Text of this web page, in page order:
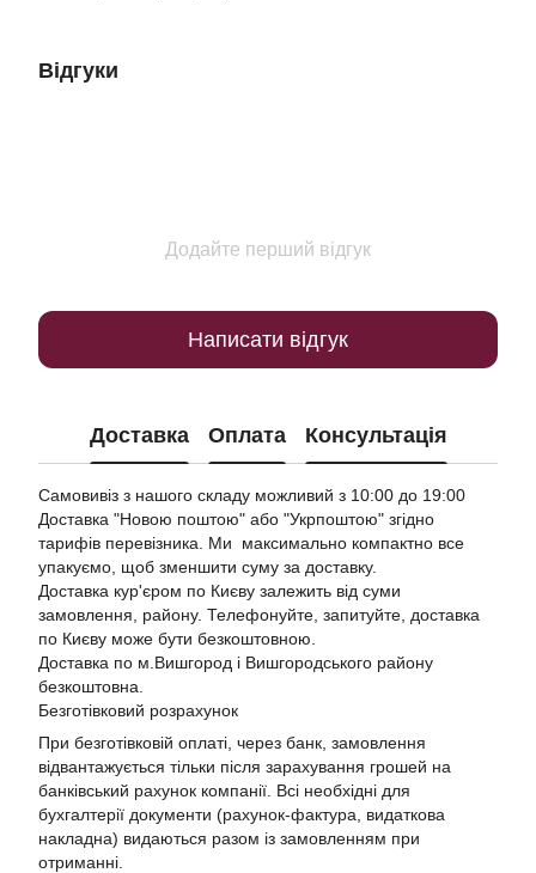
Відгуки
Додайте перший відгук
Написати відгук
Доставка Оплата Консультація
Самовивіз з нашого складу можливий з 10:00 до 19:00
Доставка "Новою поштою" або "Укрпоштою" згідно
тарифів перевізника. Ми максимально компактно все
упакуємо, щоб зменшити суму за доставку.
Доставка кур'єром по Києву залежить від суми
замовлення, району. Телефонуйте, запитуйте, доставка
по Києву може бути безкоштовною.
Доставка по м.Вишгород і Вишгородського району
безкоштовна.
Безготівковий розрахунок
При безготівковій оплаті, через банк, замовлення
відвантажується тільки після зарахування грошей на
банківський рахунок компанії. Всі необхідні для
бухгалтерії документи (рахунок-фактура, видаткова
накладна) видаються разом із замовленням при
отриманні.